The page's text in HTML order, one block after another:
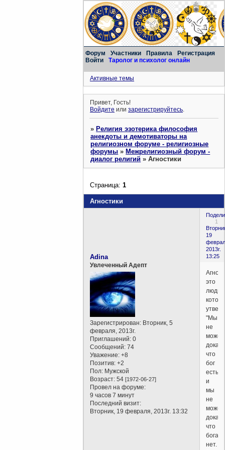
Форум Участники Правила
Регистрация
Войти
Таролог и психолог онлайн
Активные темы
Привет, Гость!
Войдите илизарегистрируйтесь.
»Религия эзотерика философия
анекдоты и демотиваторы на
религиозном форуме - религиозные
форумы »Межрелигиозный форум -
диалог религий »Агностики
Агностики
Страница:1
1
19
2013г.
13:25
Adina
Увлеченный Адепт
Зарегистрирован: Вторник, 5
февраля, 2013г.
Приглашений: 0
Сообщений: 74
Уважение: +8
Позитив: +2
Пол: Мужской
Возраст: 54[1972-06-27]
Провел на форуме:
9 часов 7 минут
Последний визит:
Вторник, 19 февраля, 2013г. 13:32
это
люди,
"Мы
не
можем
что
бог
есть,
и
мы
не
можем
что
бога
нет.